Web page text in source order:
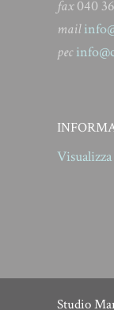
fax040
mail
pec
Studio